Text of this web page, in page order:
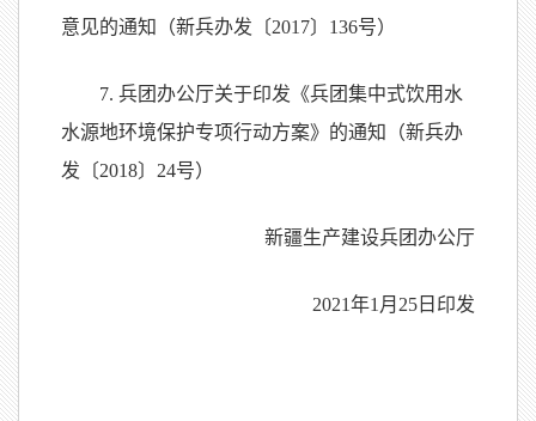
意见的通知（新兵办发〔2017〕136号）
7. 兵团办公厅关于印发《兵团集中式饮用水
水源地环境保护专项行动方案》的通知（新兵办
发〔2018〕24号）
新疆生产建设兵团办公厅
2021年1月25日印发